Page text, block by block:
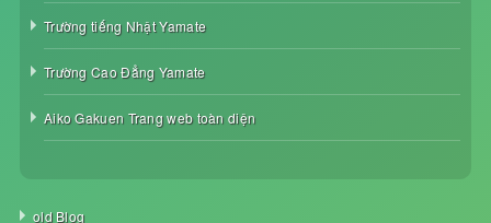
Trường tiếng Nhật Yamate
Trường Cao Đẳng Yamate
Aiko Gakuen Trang web toàn diện
old Blog